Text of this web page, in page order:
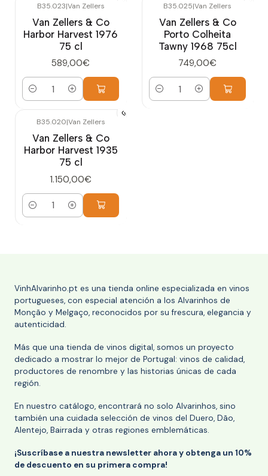
B35.023|Van Zellers
Van Zellers & Co
Harbor Harvest 1976
75 cl
589,00€
Cantidad
B35.025|Van Zellers
Van Zellers & Co
Porto Colheita
Tawny 1968 75cl
749,00€
Cantidad
B35.020|Van Zellers
Van Zellers & Co
Harbor Harvest 1935
75 cl
1.150,00€
Cantidad
VinhAlvarinho.pt es una tienda online especializada en vinos
portugueses, con especial atención a los Alvarinhos de
Monção y Melgaço, reconocidos por su frescura, elegancia y
autenticidad.
Más que una tienda de vinos digital, somos un proyecto
dedicado a mostrar lo mejor de Portugal: vinos de calidad,
productores de renombre y las historias únicas de cada
región.
En nuestro catálogo, encontrará no solo Alvarinhos, sino
también una cuidada selección de vinos del Duero, Dão,
Alentejo, Bairrada y otras regiones emblemáticas.
¡Suscríbase a nuestra newsletter ahora y obtenga un 10%
de descuento en su primera compra!